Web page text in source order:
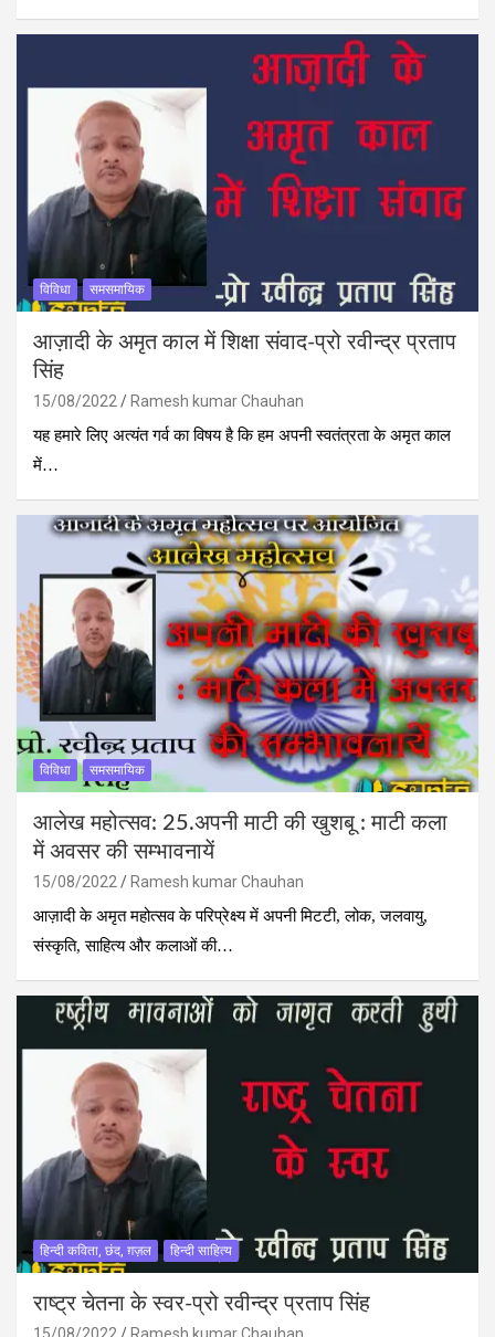
विविधा समसमायिक
आज़ादी के अमृत काल में शिक्षा संवाद-प्रो रवीन्द्र प्रताप
सिंह
15/08/2022
Ramesh kumar Chauhan
यह हमारे लिए अत्यंत गर्व का विषय है कि हम अपनी स्वतंत्रता के अमृत काल
में…
विविधा समसमायिक
आलेख महोत्‍सव: 25.अपनी माटी की खुशबू : माटी कला
में अवसर की सम्भावनायें
15/08/2022
Ramesh kumar Chauhan
आज़ादी के अमृत महोत्सव के परिप्रेक्ष्य में अपनी मिटटी, लोक, जलवायु,
संस्कृति, साहित्य और कलाओं की…
हिन्दी कविता, छंद, ग़ज़ल हिन्दी साहित्य
राष्ट्र चेतना के स्वर-प्रो रवीन्द्र प्रताप सिंह
15/08/2022 Ramesh kumar Chauhan